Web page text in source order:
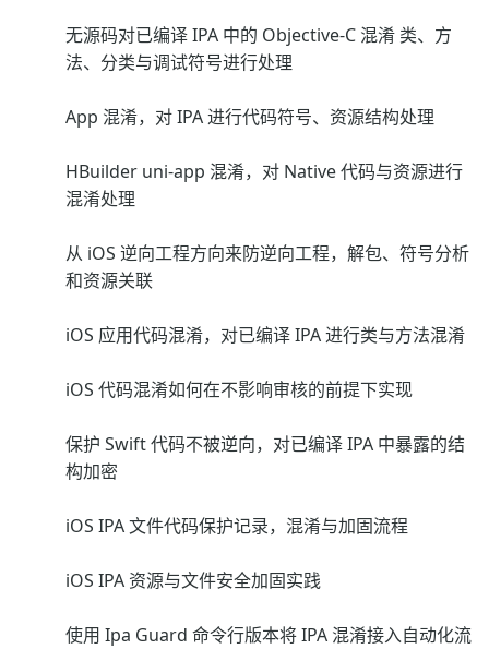
无源码对已编译 IPA 中的 Objective-C 混淆 类、方
法、分类与调试符号进行处理
App 混淆，对 IPA 进行代码符号、资源结构处理
HBuilder uni-app 混淆，对 Native 代码与资源进行
混淆处理
从 iOS 逆向工程方向来防逆向工程，解包、符号分析
和资源关联
iOS 应用代码混淆，对已编译 IPA 进行类与方法混淆
iOS 代码混淆如何在不影响审核的前提下实现
保护 Swift 代码不被逆向，对已编译 IPA 中暴露的结
构加密
iOS IPA 文件代码保护记录，混淆与加固流程
iOS IPA 资源与文件安全加固实践
使用 Ipa Guard 命令行版本将 IPA 混淆接入自动化流